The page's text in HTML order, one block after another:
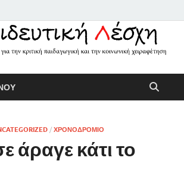
κριτική παιδαγωγική και την
κοινωνική χειραφέτηση
/ ΧΡΟΝΟΔΡΟΜΙΟ
άραγε κάτι το